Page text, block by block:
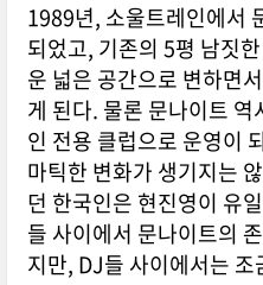
1989년, 소울트레인에서
되었고, 기존의 5평 남짓
운 넓은 공간으로 변하면
게 된다. 물론 문나이트
인 전용 클럽으로 운영이
마틱한 변화가 생기지는
던 한국인은 현진영이 유
들 사이에서 문나이트의
지만, DJ들 사이에서는